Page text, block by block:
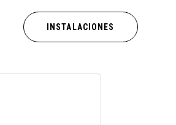
INSTALACIONES